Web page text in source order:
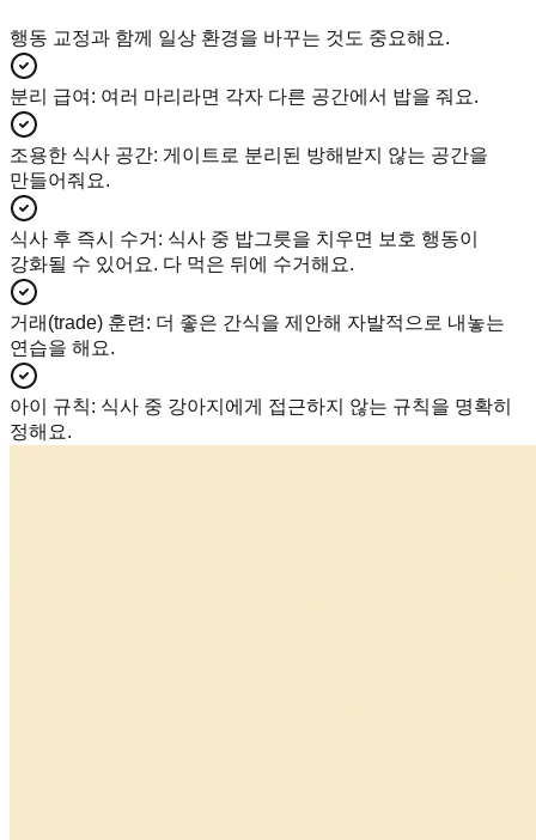
행동 교정과 함께 일상 환경을 바꾸는 것도 중요해요.
분리 급여 : 여러 마리라면 각자 다른 공간에서 밥을 줘요.
조용한 식사 공간: 게이트로 분리된 방해받지 않는 공간을
만들어줘요.
식사 후 즉시 수거 : 식사 중 밥그릇을 치우면 보호 행동이
강화될 수 있어요. 다 먹은 뒤에 수거해요.
거래(trade) 훈련 : 더 좋은 간식을 제안해 자발적으로 내놓는
연습을 해요.
아이 규칙: 식사 중 강아지에게 접근하지 않는 규칙을 명확히
정해요.